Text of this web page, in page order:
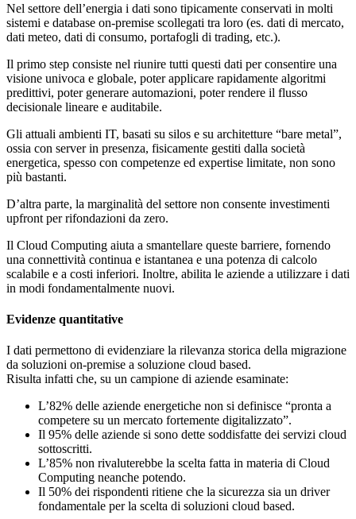
Nel settore dell’energia i dati sono tipicamente conservati in molti
sistemi e database on-premise scollegati tra loro (es. dati di mercato,
dati meteo, dati di consumo, portafogli di trading, etc.).
Il primo step consiste nel riunire tutti questi dati per consentire una
visione univoca e globale, poter applicare rapidamente algoritmi
predittivi, poter generare automazioni, poter rendere il flusso
decisionale lineare e auditabile.
Gli attuali ambienti IT, basati su silos e su architetture “bare metal”,
ossia con server in presenza, fisicamente gestiti dalla società
energetica, spesso con competenze ed expertise limitate, non sono
più bastanti.
D’altra parte, la marginalità del settore non consente investimenti
upfront per rifondazioni da zero.
Il Cloud Computing aiuta a smantellare queste barriere, fornendo
una connettività continua e istantanea e una potenza di calcolo
scalabile e a costi inferiori. Inoltre, abilita le aziende a utilizzare i dati
in modi fondamentalmente nuovi.
Evidenze quantitative
I dati permettono di evidenziare la rilevanza storica della migrazione
da soluzioni on-premise a soluzione cloud based.
Risulta infatti che, su un campione di aziende esaminate:
L’82% delle aziende energetiche non si definisce “pronta a
competere su un mercato fortemente digitalizzato”.
Il 95% delle aziende si sono dette soddisfatte dei servizi cloud
sottoscritti.
L’85% non rivaluterebbe la scelta fatta in materia di Cloud
Computing neanche potendo.
Il 50% dei rispondenti ritiene che la sicurezza sia un driver
fondamentale per la scelta di soluzioni cloud based.